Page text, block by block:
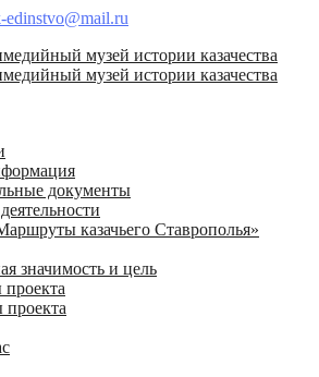
edinstvo@mail.ru
документы
казачьего Ставрополья»
значимость и цель